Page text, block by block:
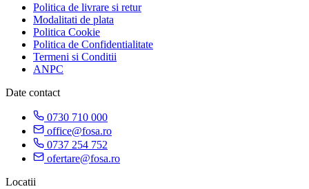
Politica de livrare si retur
Modalitati de plata
Politica Cookie
Politica de Confidentialitate
Termeni si Conditii
ANPC
Date contact
0730 710 000
office@fosa.ro
0737 254 752
ofertare@fosa.ro
Locatii